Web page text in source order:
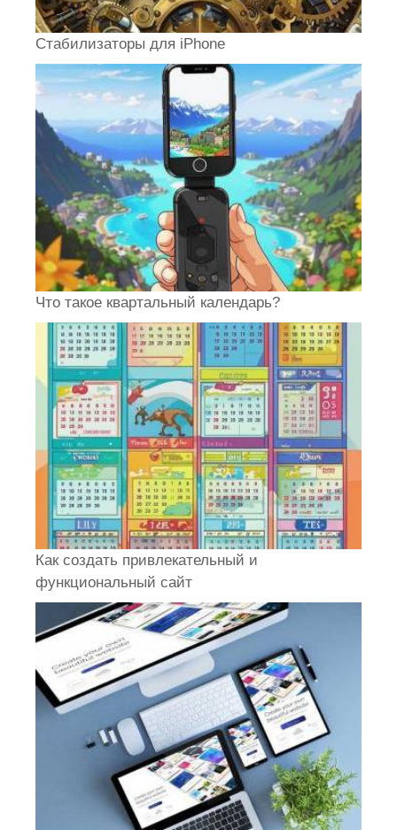
Стабилизаторы для iPhone
Что такое квартальный календарь?
Как создать привлекательный и
функциональный сайт